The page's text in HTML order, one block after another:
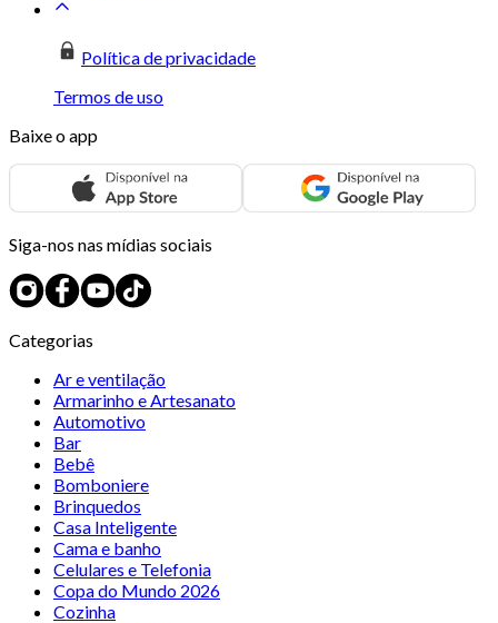
Política de privacidade
Termos de uso
Baixe o app
Siga-nos nas mídias sociais
Categorias
Ar e ventilação
Armarinho e Artesanato
Automotivo
Bar
Bebê
Bomboniere
Brinquedos
Casa Inteligente
Cama e banho
Celulares e Telefonia
Copa do Mundo 2026
Cozinha